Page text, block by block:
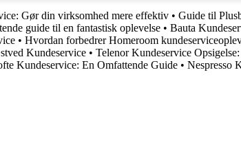
Gør din virksomhed mere effektiv • Guide til
guide til en fantastisk oplevelse • Bauta
• Hvordan forbedrer Homeroom
Kundeservice • Telenor Kundeservice
Kundeservice: En Omfattende Guide • Nespresso